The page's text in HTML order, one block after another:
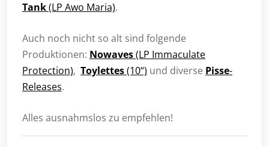
Tank(LP Awo Maria).
Auch noch nicht so alt sind folgende
Produktionen: Nowaves(LP Immaculate
Protection), Toylettes(10“) und diverse Pisse-
Releases.
Alles ausnahmslos zu empfehlen!